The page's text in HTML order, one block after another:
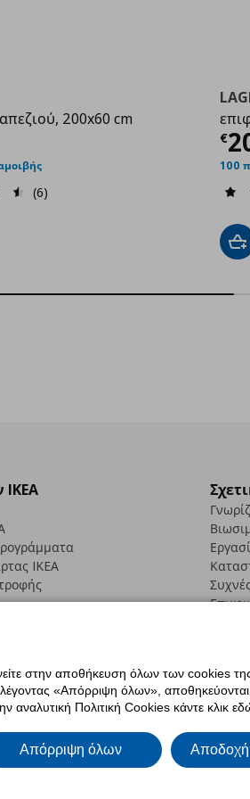
200x60 cm
τιμή
(6)
στα αγαπημένα
€
100
IKEA
IKEA
Cookies Δήλωση ψηφιακής
στην αποθήκευση όλων των cookies
«Απόρριψη όλων», αποθηκεύονται
Πολιτική Cookies κάντε κλικ
Απόρριψη όλων Αποδοχή